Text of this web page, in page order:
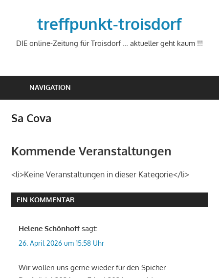
treffpunkt-troisdorf
DIE online-Zeitung für Troisdorf … aktueller geht kaum !!!
NAVIGATION
Sa Cova
Kommende Veranstaltungen
<li>Keine Veranstaltungen in dieser Kategorie</li>
EIN KOMMENTAR
Helene Schönhoff sagt:
26. April 2026 um 15:58 Uhr
Wir wollen uns gerne wieder für den Spicher